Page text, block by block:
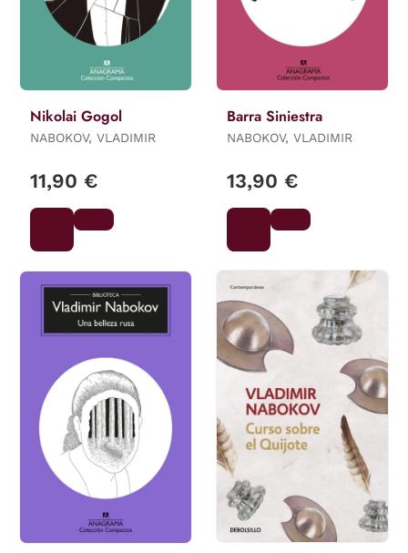
Nikolai Gogol
NABOKOV, VLADIMIR
11,90 €
Barra Siniestra
NABOKOV, VLADIMIR
13,90 €